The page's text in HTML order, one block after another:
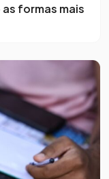
formas mais